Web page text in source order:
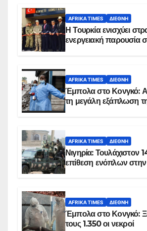
AFRIKA TIMES ΔΙΕΘΝΉ
Η Τουρκία ενισχύει
ενεργειακή παρουσία
AFRIKA TIMES ΔΙΕΘΝΉ
Έμπολα στο Κονγκό:
τη μεγάλη εξάπλωση
AFRIKA TIMES ΔΙΕΘΝΉ
Νιγηρία: Τουλάχιστον
επίθεση ενόπλων
AFRIKA TIMES ΔΙΕΘΝΉ
Έμπολα στο Κονγκό:
τους 1.350 οι νεκροί